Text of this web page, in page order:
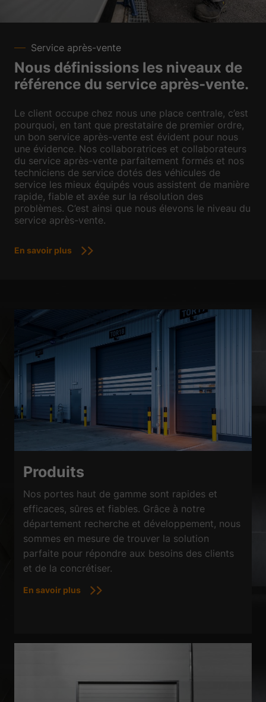
Service après-vente
Nous définissions les niveaux de
référence du service après-vente.
Le client occupe chez nous une place centrale, c’est
pourquoi, en tant que prestataire de premier ordre,
un bon service après-vente est évident pour nous
une évidence. Nos collaboratrices et collaborateurs
du service après-vente parfaitement formés et nos
techniciens de service dotés des véhicules de
service les mieux équipés vous assistent de manière
rapide, fiable et axée sur la résolution des
problèmes. C’est ainsi que nous élevons le niveau du
service après-vente.
En savoir plus
Produits
Nos portes haut de gamme sont rapides et
efficaces, sûres et fiables. Grâce à notre
département recherche et développement, nous
sommes en mesure de trouver la solution
parfaite pour répondre aux besoins des clients
et de la concrétiser.
En savoir plus